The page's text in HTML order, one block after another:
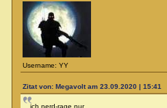
Username: YY
Zitat von: Megavolt am 23.09.2020 | 15:41